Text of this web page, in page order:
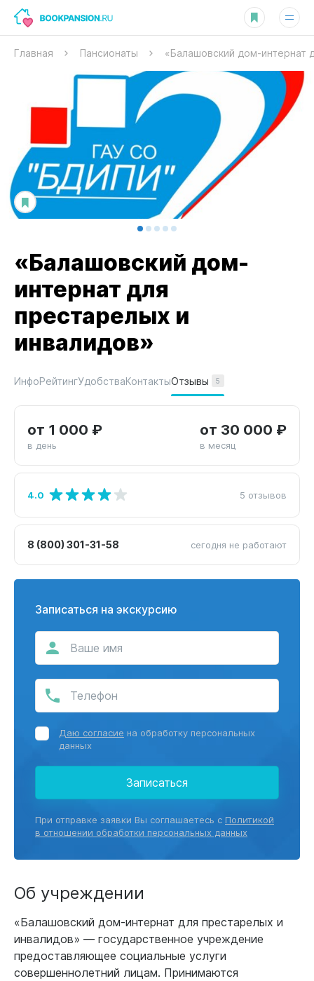
Главная Пансионаты «Балашовский дом-интернат
«Балашовский дом-
интернат для
престарелых и
инвалидов»
ИнфоРейтингУдобстваКонтактыОтзывы 5
от 1 000 ₽
в день
от 30 000 ₽
в месяц
4.0 5 отзывов
8 (800) 301-31-58 сегодня не работают
Записаться на экскурсию
Даю согласие на обработку персональных
данных
Записаться
При отправке заявки Вы соглашаетесь с Политикой
в отношении обработки персональных данных
Об учреждении
«Балашовский дом-интернат для престарелых и
инвалидов» — государственное учреждение
предоставляющее социальные услуги
совершеннолетний лицам. Принимаются